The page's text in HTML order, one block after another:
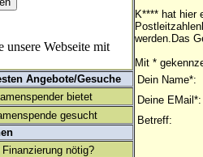
unsere Webseite mit
Angebote/Gesuche
bietet
gesucht
nötig?
K**** hat hier
werden.Das
Mit *
Dein Name*:
Deine EMail*:
Betreff: